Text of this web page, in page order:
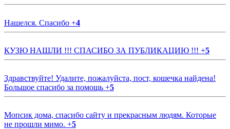
Нашелся. Спасибо +4
КУЗЮ НАШЛИ !!! СПАСИБО ЗА ПУБЛИКАЦИЮ !!! +5
Здравствуйте! Удалите, пожалуйста, пост, кошечка найдена!
Большое спасибо за помощь +5
Мопсик дома, спасибо сайту и прекрасным людям. Которые
не прошли мимо. +5